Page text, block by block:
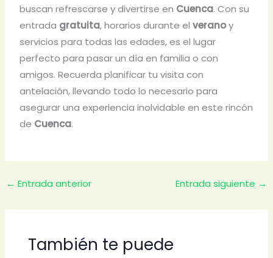
buscan refrescarse y divertirse en Cuenca. Con su
entrada gratuita, horarios durante elveranoy
servicios para todas las edades, es el lugar
perfecto para pasar un día en familia o con
amigos. Recuerda planificar tu visita con
antelación, llevando todo lo necesario para
asegurar una experiencia inolvidable en este rincón
de Cuenca.
← Entrada anterior Entrada siguiente →
También te puede